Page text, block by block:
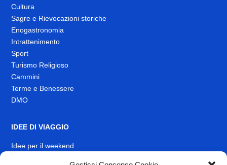
Cultura
Sagre e Rievocazioni storiche
Enogastronomia
Intrattenimento
Sport
Turismo Religioso
Cammini
Terme e Benessere
DMO
IDEE DI VIAGGIO
Idee per il weekend